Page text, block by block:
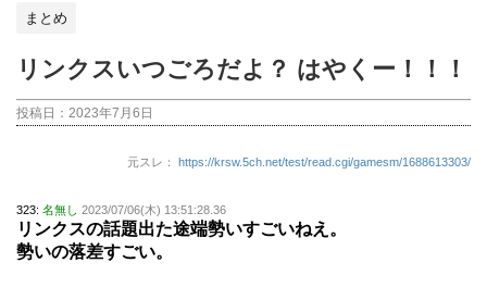
まとめ
リンクスいつごろだよ？ はやくー！！！
投稿日： 2023年7月6日
元スレ： https://krsw.5ch.net/test/read.cgi/gamesm/1688613303/
323: 名無し 2023/07/06(木) 13:51:28.36
リンクスの話題出た途端勢いすごいねえ。
勢いの落差すごい。